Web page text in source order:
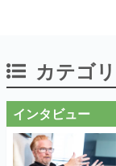
カテゴ
インタビュー